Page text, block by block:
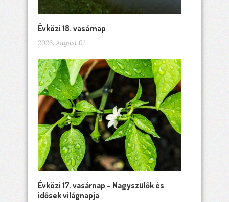
Évközi 18. vasárnap
2026. August 01
Évközi 17. vasárnap – Nagyszülők és
idősek világnapja